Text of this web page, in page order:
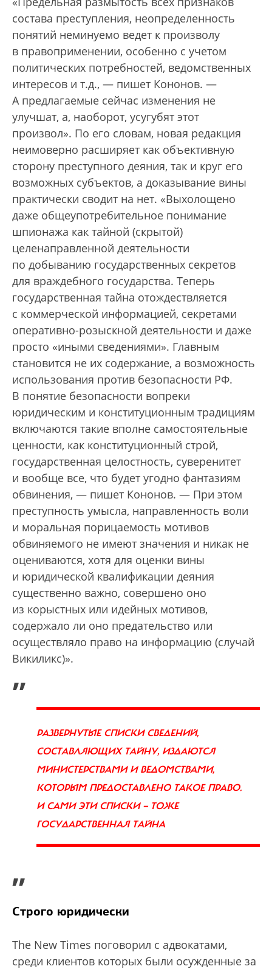
состава преступления, неопределенность
понятий неминуемо ведет к произволу
в правоприменении, особенно с учетом
политических потребностей, ведомственных
интересов и т.д., — пишет Кононов. —
А предлагаемые сейчас изменения не
улучшат, а, наоборот, усугубят этот
произвол». По его словам, новая редакция
неимоверно расширяет как объективную
сторону преступного деяния, так и круг его
возможных субъектов, а доказывание вины
практически сводит на нет. «Выхолощено
даже общеупотребительное понимание
шпионажа как тайной (скрытой)
целенаправленной деятельности
по добыванию государственных секретов
для враждебного государства. Теперь
государственная тайна отождествляется
с коммерческой информацией, секретами
оперативно-розыскной деятельности и даже
просто «иными сведениями». Главным
становится не их содержание, а возможность
использования против безопасности РФ.
В понятие безопасности вопреки
юридическим и конституционным традициям
включаются такие вполне самостоятельные
ценности, как конституционный строй,
государственная целостность, суверенитет
и вообще все, что будет угодно фантазиям
обвинения, — пишет Кононов. — При этом
преступность умысла, направленность воли
и моральная порицаемость мотивов
обвиняемого не имеют значения и никак не
оцениваются, хотя для оценки вины
и юридической квалификации деяния
существенно важно, совершено оно
из корыстных или идейных мотивов,
содержало ли оно предательство или
осуществляло право на информацию (случай
Викиликс)».
„
РАЗВЕРНУТЫЕ СПИСКИ СВЕДЕНИЙ,
СОСТАВЛЯЮЩИХ ТАЙНУ, ИЗДАЮТСЯ
МИНИСТЕРСТВАМИ И ВЕДОМСТВАМИ,
КОТОРЫМ ПРЕДОСТАВЛЕНО ТАКОЕ ПРАВО.
И САМИ ЭТИ СПИСКИ — ТОЖЕ
ГОСУДАРСТВЕННАЯ ТАЙНА
”
Строго юридически
The New Times поговорил с адвокатами,
среди клиентов которых были осужденные за